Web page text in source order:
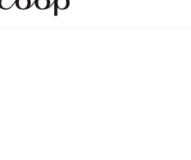
見た！ Vol.80』